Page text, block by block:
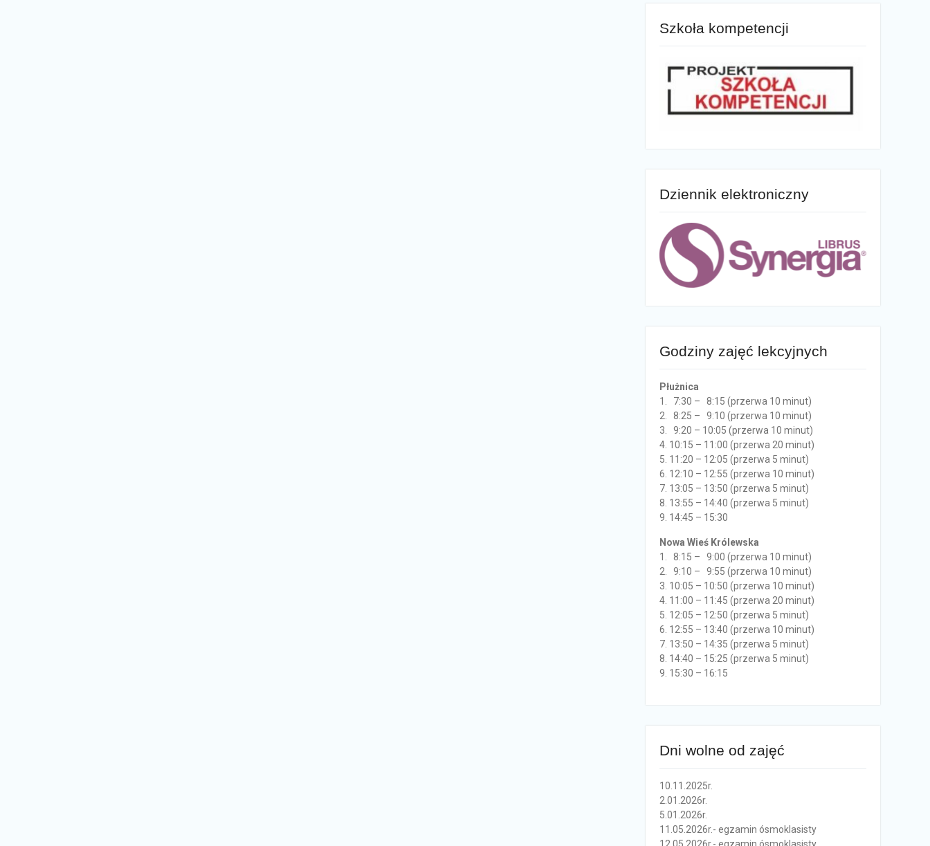
Szkoła kompetencji
Dziennik elektroniczny
Godziny zajęć lekcyjnych
Płużnica
1. 7:30 – 8:15 (przerwa 10 minut)
2. 8:25 – 9:10 (przerwa 10 minut)
3. 9:20 – 10:05 (przerwa 10 minut)
4. 10:15 – 11:00 (przerwa 20 minut)
5. 11:20 – 12:05 (przerwa 5 minut)
6. 12:10 – 12:55 (przerwa 10 minut)
7. 13:05 – 13:50 (przerwa 5 minut)
8. 13:55 – 14:40 (przerwa 5 minut)
9. 14:45 – 15:30
Nowa Wieś Królewska
1. 8:15 – 9:00 (przerwa 10 minut)
2. 9:10 – 9:55 (przerwa 10 minut)
3. 10:05 – 10:50 (przerwa 10 minut)
4. 11:00 – 11:45 (przerwa 20 minut)
5. 12:05 – 12:50 (przerwa 5 minut)
6. 12:55 – 13:40 (przerwa 10 minut)
7. 13:50 – 14:35 (przerwa 5 minut)
8. 14:40 – 15:25 (przerwa 5 minut)
9. 15:30 – 16:15
Dni wolne od zajęć
10.11.2025r.
2.01.2026r.
5.01.2026r.
11.05.2026r.- egzamin ósmoklasisty